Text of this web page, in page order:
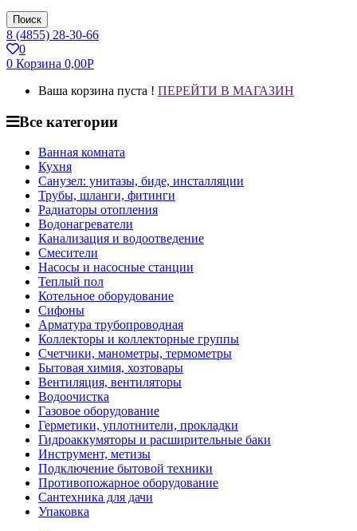
Поиск
8 (4855) 28-30-66
0
0 Корзина 0,00Р
Ваша корзина пуста ! ПЕРЕЙТИ В МАГАЗИН
Все категории
Ванная комната
Кухня
Санузел: унитазы, биде, инсталляции
Трубы, шланги, фитинги
Радиаторы отопления
Водонагреватели
Канализация и водоотведение
Смесители
Насосы и насосные станции
Теплый пол
Котельное оборудование
Сифоны
Арматура трубопроводная
Коллекторы и коллекторные группы
Счетчики, манометры, термометры
Бытовая химия, хозтовары
Вентиляция, вентиляторы
Водоочистка
Газовое оборудование
Герметики, уплотнители, прокладки
Гидроаккумяторы и расширительные баки
Инструмент, метизы
Подключение бытовой техники
Противопожарное оборудование
Сантехника для дачи
Упаковка